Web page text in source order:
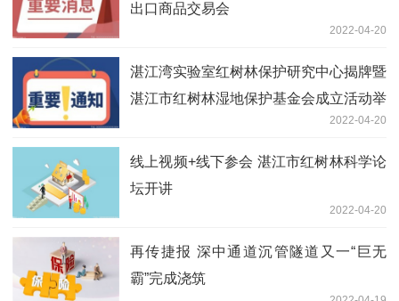
出口商品交易会
2022-04-20
湛江湾实验室红树林保护研究中心揭牌暨
湛江市红树林湿地保护基金会成立活动举
2022-04-20
线上视频+线下参会 湛江市红树林科学论
坛开讲
2022-04-20
再传捷报 深中通道沉管隧道又一“巨无
霸”完成浇筑